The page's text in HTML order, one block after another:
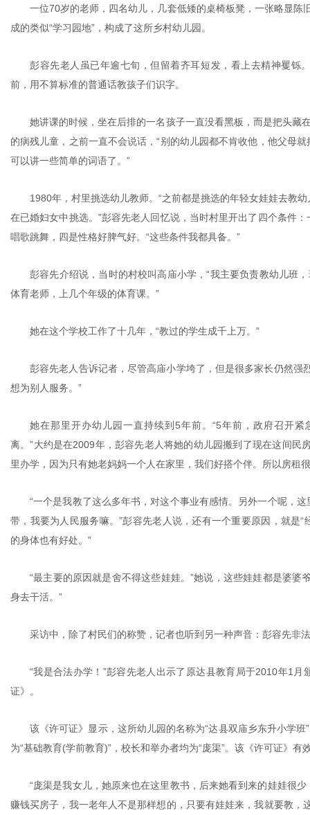
一位70岁的老师，四名幼儿，几套低矮的桌椅板凳，一张略显陈
成的类似“学习园地”，构成了这所乡村幼儿园。
彭容先老人虽已年逾七旬，但留着齐耳短发，看上去精神矍铄
前，用不算标准的普通话教孩子们识字。
她讲课的时候，坐在后排的一名孩子一直没看黑板，而是把头藏
的病残儿童，之前一直不会说话，“别的幼儿园都不肯收他，他父母
可以讲一些简单的词语了。”
1980年，村里挑选幼儿教师。“之前都是挑选的年轻女娃娃去教
在已婚妇女中挑选。”彭容先老人回忆说，当时村里开出了四个条件
唱歌跳舞，四是性格好脾气好。“这些条件我都具备。”
彭容先介绍说，当时的村校叫高庙小学，“我主要负责教幼儿班
体育老师，上几个年级的体育课。”
她在这个学校工作了十几年，“教过的学生成千上万。”
彭容先老人告诉记者，尽管高庙小学垮了，但是很多家长仍然强
想为别人服务。”
她在那里开办幼儿园一直持续到5年前。“5年前，政府召开
离。”大约是在2009年，彭容先老人将她的幼儿园搬到了现在这间民
里办学，因为只有她老妈妈一个人在家里，我们好搭个伴。所以房租
“一个是我教了这么多年书，对这个事业有感情。另外一个呢，
带，我要为人民服务嘛。”彭容先老人说，还有一个重要原因，就是
的身体也有好处。”
“最主要的原因就是舍不得这些娃娃。”她说，这些娃娃都是婆婆
身去干活。”
采访中，除了村民们的称赞，记者也听到另一种声音：彭容先非
“我是合法办学！”彭容先老人出示了原达县教育局于2010年1
证》。
该《许可证》显示，这所幼儿园的名称为“达县双庙乡东升小学班
为“基础教育(学前教育)”，校长和举办者均为“庞渠”。该《许可证》有
“庞渠是我女儿，她原来也在这里教书，后来她看到来的娃娃很
赚钱买房子，我一老年人不是那样想的，只要有娃娃来，我就要教，